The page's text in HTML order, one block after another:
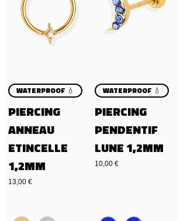
WATERPROOF 💧
PIERCING
ANNEAU
ETINCELLE
1,2MM
Precio
13,00 €
WATERPROOF 💧
PIERCING
PENDENTIF
LUNE 1,2MM
Precio
10,00 €